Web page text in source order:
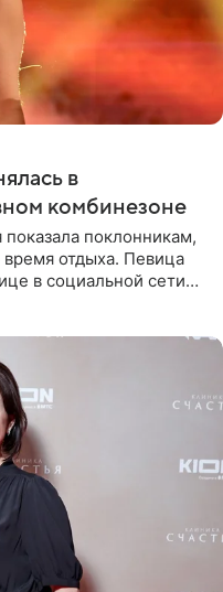
в
комбинезоне
поклонникам,
время отдыха. Певица
в социальной сети